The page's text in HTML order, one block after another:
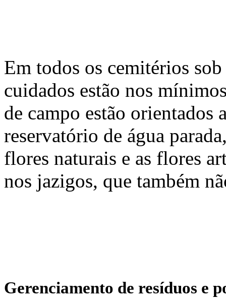
Em todos os cemitérios
cuidados estão nos
de campo estão
reservatório de água
flores naturais e as flores
nos jazigos, que também
Gerenciamento de resíduos e